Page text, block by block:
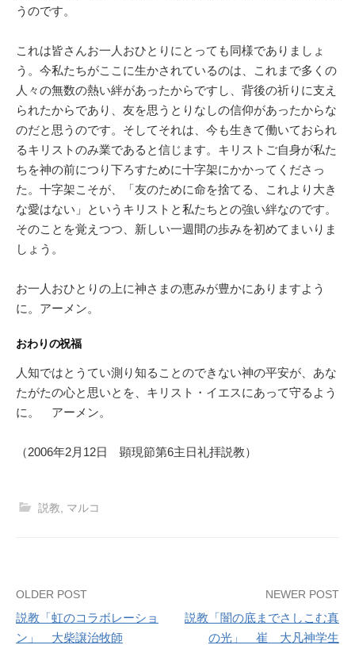
うのです。
これは皆さんお一人おひとりにとっても同様でありましょ
う。今私たちがここに生かされているのは、これまで多くの
人々の無数の熱い絆があったからですし、背後の祈りに支え
られたからであり、友を思うとりなしの信仰があったからな
のだと思うのです。そしてそれは、今も生きて働いておられ
るキリストのみ業であると信じます。キリストご自身が私た
ちを神の前につり下ろすために十字架にかかってくださっ
た。十字架こそが、「友のために命を捨てる、これより大き
な愛はない」というキリストと私たちとの強い絆なのです。
そのことを覚えつつ、新しい一週間の歩みを初めてまいりま
しょう。
お一人おひとりの上に神さまの恵みが豊かにありますよう
に。アーメン。
おわりの祝福
人知ではとうてい測り知ることのできない神の平安が、あな
たがたの心と思いとを、キリスト・イエスにあって守るよう
に。 アーメン。
（2006年2月12日 顕現節第6主日礼拝説教）
説教 マルコ
Post
navigation
OLDER POST
説教「虹のコラボレーショ
ン」 大柴譲治牧師
NEWER POST
説教「闇の底までさしこむ真
の光」 崔 大凡神学生